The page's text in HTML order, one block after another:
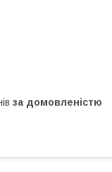
за домовленістю